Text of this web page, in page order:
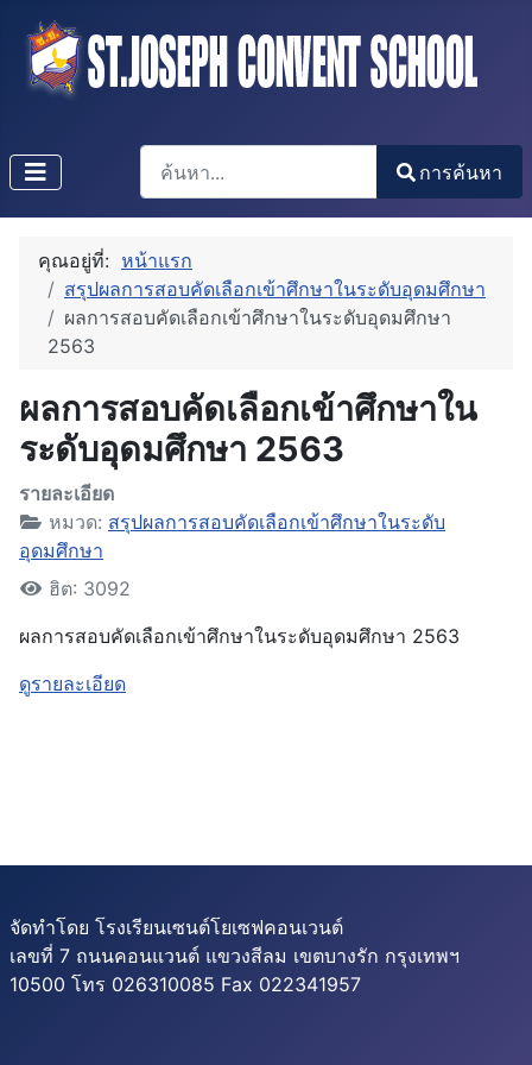
การค้นหา
Type 2 or more characters for results.
การค้นหา
คุณอยู่ที่: หน้าแรก
สรุปผลการสอบคัดเลือกเข้าศึกษาในระดับอุดมศึกษา
ผลการสอบคัดเลือกเข้าศึกษาในระดับอุดมศึกษา
2563
ผลการสอบคัดเลือกเข้าศึกษาใน
ระดับอุดมศึกษา 2563
รายละเอียด
หมวด: สรุปผลการสอบคัดเลือกเข้าศึกษาในระดับ
อุดมศึกษา
ฮิต: 3092
ผลการสอบคัดเลือกเข้าศึกษาในระดับอุดมศึกษา 2563
ดูรายละเอียด
จัดทำโดย โรงเรียนเซนต์โยเซฟคอนเวนต์
เลขที่ 7 ถนนคอนแวนต์ แขวงสีลม เขตบางรัก กรุงเทพฯ
10500 โทร 026310085 Fax 022341957